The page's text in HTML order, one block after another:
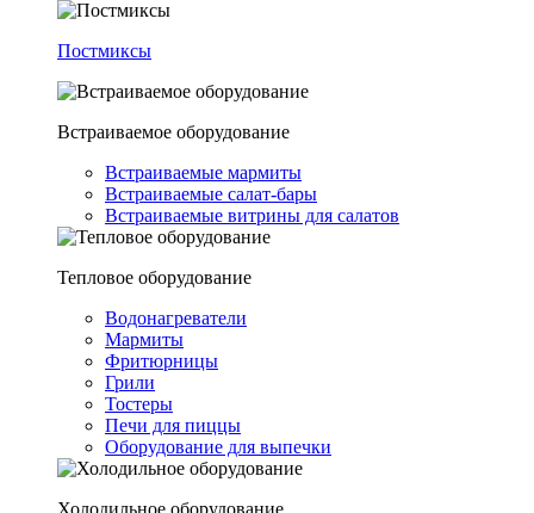
Постмиксы
Встраиваемое оборудование
Встраиваемые мармиты
Встраиваемые салат-бары
Встраиваемые витрины для салатов
Тепловое оборудование
Водонагреватели
Мармиты
Фритюрницы
Грили
Тостеры
Печи для пиццы
Оборудование для выпечки
Холодильное оборудование